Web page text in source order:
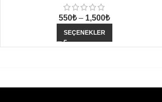
550₺ – 1,500₺
SEÇENEKLER